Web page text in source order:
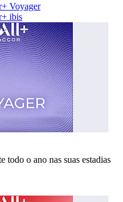
Voyager
ibis
todo o ano nas suas estadias